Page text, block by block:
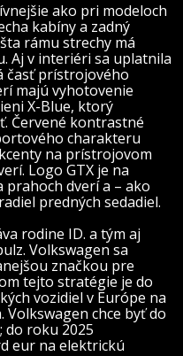
ako pri modeloch
kabíny a zadný
rámu strechy má
Aj v interiéri sa uplatnila
časť prístrojového
majú vyhotovenie
X-Blue, ktorý
Červené kontrastné
charakteru
na prístrojovom
Logo GTX je na
prahoch dverí a – ako
predných sedadiel.
rodine ID. a tým aj
Volkswagen sa
značkou pre
tejto stratégie je do
vozidiel v Európe na
Volkswagen chce byť do
do roku 2025
eur na elektrickú